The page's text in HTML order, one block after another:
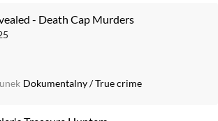
- Death Cap Murders
Dokumentalny/True crime